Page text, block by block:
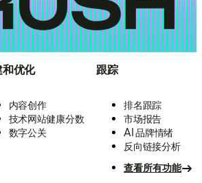
和优化
内容创作
技术网站健康分数
数字公关
跟踪
排名跟踪
市场报告
AI 品牌情绪
反向链接分析
查看所有功能